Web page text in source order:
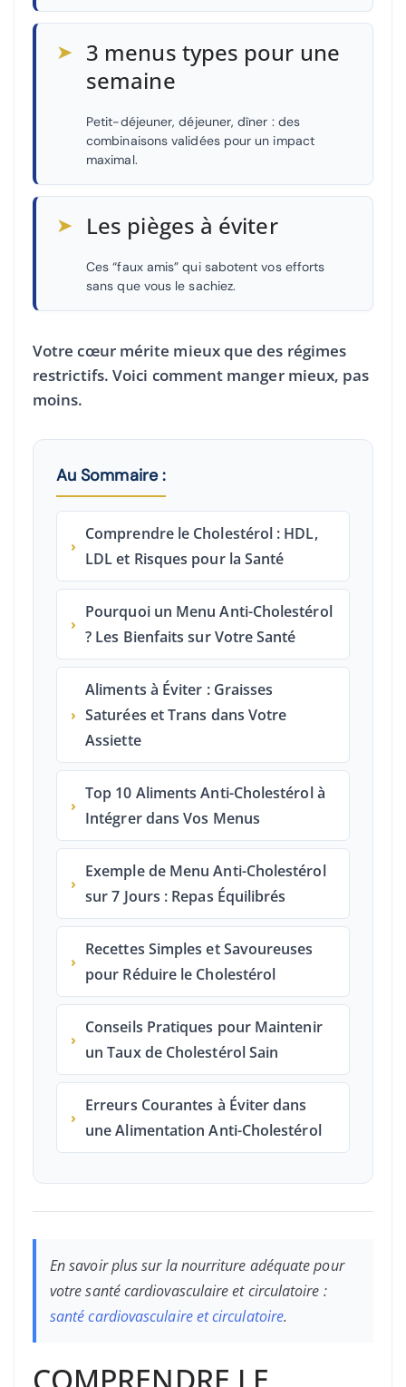
➤ 3 menus types pour une
semaine
Petit-déjeuner, déjeuner, dîner : des
combinaisons validées pour un impact
maximal.
➤ Les pièges à éviter
Ces “faux amis” qui sabotent vos efforts
sans que vous le sachiez.
Votre cœur mérite mieux que des régimes
restrictifs. Voici comment manger mieux, pas
moins.
Au Sommaire :
›
Comprendre le Cholestérol : HDL,
LDL et Risques pour la Santé
›
Pourquoi un Menu Anti-Cholestérol
? Les Bienfaits sur Votre Santé
›
Aliments à Éviter : Graisses
Saturées et Trans dans Votre
Assiette
›
Top 10 Aliments Anti-Cholestérol à
Intégrer dans Vos Menus
›
Exemple de Menu Anti-Cholestérol
sur 7 Jours : Repas Équilibrés
›
Recettes Simples et Savoureuses
pour Réduire le Cholestérol
›
Conseils Pratiques pour Maintenir
un Taux de Cholestérol Sain
›
Erreurs Courantes à Éviter dans
une Alimentation Anti-Cholestérol
En savoir plus sur la nourriture adéquate pour
votre santé cardiovasculaire et circulatoire :
santé cardiovasculaire et circulatoire.